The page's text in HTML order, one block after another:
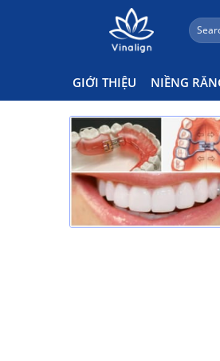
Search
for:
GIỚI THIỆU NIỀNG
Phương Pháp